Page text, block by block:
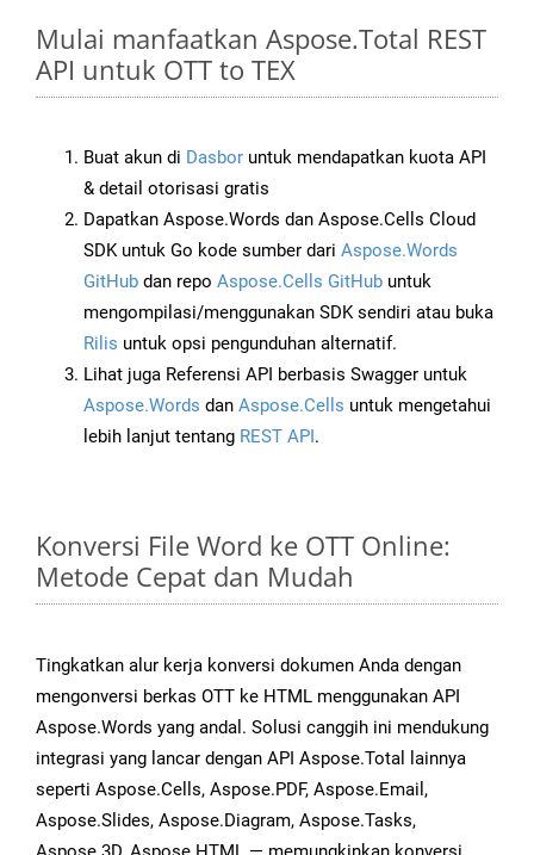
Mulai manfaatkan Aspose.Total REST
API untuk OTT to TEX
Buat akun di Dasbor untuk mendapatkan kuota API
& detail otorisasi gratis
Dapatkan Aspose.Words dan Aspose.Cells Cloud
SDK untuk Go kode sumber dari Aspose.Words
GitHub dan repo Aspose.Cells GitHub untuk
mengompilasi/menggunakan SDK sendiri atau buka
Rilis untuk opsi pengunduhan alternatif.
Lihat juga Referensi API berbasis Swagger untuk
Aspose.Words dan Aspose.Cells untuk mengetahui
lebih lanjut tentang REST API.
Konversi File Word ke OTT Online:
Metode Cepat dan Mudah
Tingkatkan alur kerja konversi dokumen Anda dengan
mengonversi berkas OTT ke HTML menggunakan API
Aspose.Words yang andal. Solusi canggih ini mendukung
integrasi yang lancar dengan API Aspose.Total lainnya
seperti Aspose.Cells, Aspose.PDF, Aspose.Email,
Aspose.Slides, Aspose.Diagram, Aspose.Tasks,